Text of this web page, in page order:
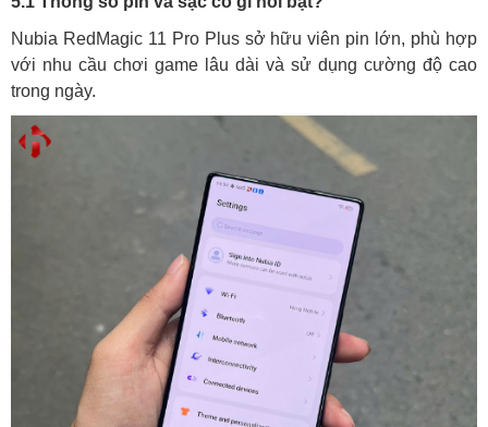
Nubia RedMagic 11 Pro Plus sở hữu viên pin lớn, phù hợp
với nhu cầu chơi game lâu dài và sử dụng cường độ cao
trong ngày.